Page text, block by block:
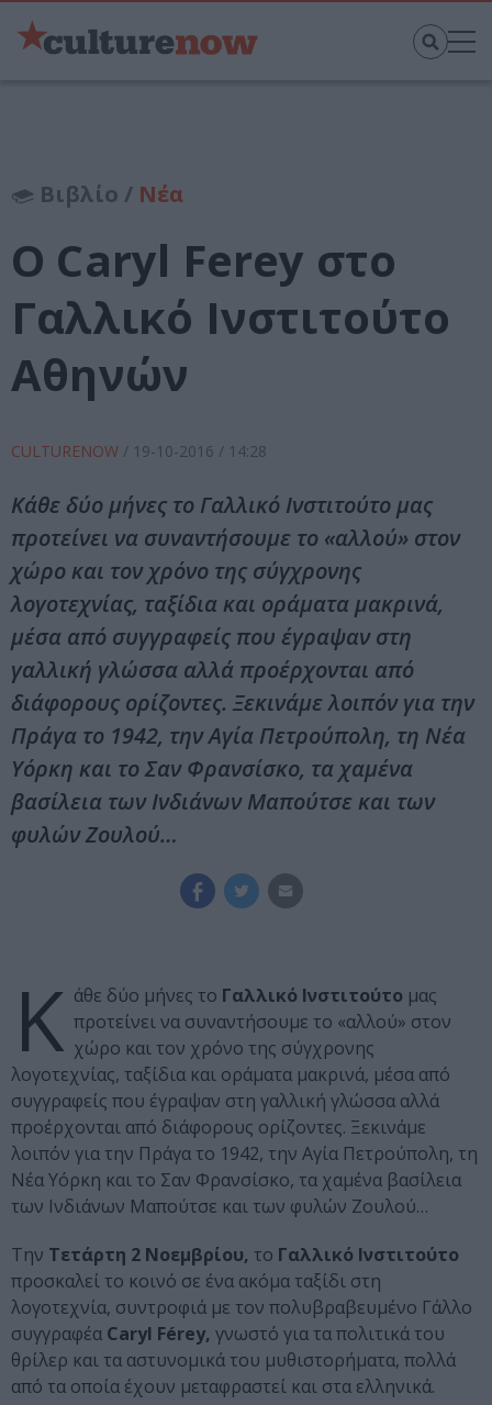
Βιβλίο / Νέα
Ο Caryl Ferey στο
Γαλλικό Ινστιτούτο
Αθηνών
CULTURENOW / 19-10-2016 / 14:28
Κάθε δύο μήνες το Γαλλικό Ινστιτούτο μας
προτείνει να συναντήσουμε το «αλλού» στον
χώρο και τον χρόνο της σύγχρονης
λογοτεχνίας, ταξίδια και οράματα μακρινά,
μέσα από συγγραφείς που έγραψαν στη
γαλλική γλώσσα αλλά προέρχονται από
διάφορους ορίζοντες. Ξεκινάμε λοιπόν για την
Πράγα το 1942, την Αγία Πετρούπολη, τη Νέα
Υόρκη και το Σαν Φρανσίσκο, τα χαμένα
βασίλεια των Ινδιάνων Μαπούτσε και των
φυλών Ζουλού…
Κ άθε δύο μήνες το Γαλλικό Ινστιτούτο μας
προτείνει να συναντήσουμε το «αλλού» στον
χώρο και τον χρόνο της σύγχρονης
λογοτεχνίας, ταξίδια και οράματα μακρινά, μέσα από
συγγραφείς που έγραψαν στη γαλλική γλώσσα αλλά
προέρχονται από διάφορους ορίζοντες. Ξεκινάμε
λοιπόν για την Πράγα το 1942, την Αγία Πετρούπολη, τη
Νέα Υόρκη και το Σαν Φρανσίσκο, τα χαμένα βασίλεια
των Ινδιάνων Μαπούτσε και των φυλών Ζουλού…
Την Τετάρτη 2 Νοεμβρίου, το Γαλλικό Ινστιτούτο
προσκαλεί το κοινό σε ένα ακόμα ταξίδι στη
λογοτεχνία, συντροφιά με τον πολυβραβευμένο Γάλλο
συγγραφέα Caryl Férey, γνωστό για τα πολιτικά του
θρίλερ και τα αστυνομικά του μυθιστορήματα, πολλά
από τα οποία έχουν μεταφραστεί και στα ελληνικά.